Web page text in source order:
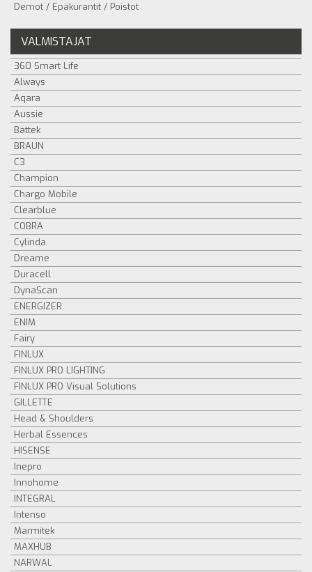
Demot / Epäkurantit / Poistot
VALMISTAJAT
360 Smart Life
Always
Aqara
Aussie
Battek
BRAUN
C3
Champion
Chargo Mobile
Clearblue
COBRA
Cylinda
Dreame
Duracell
DynaScan
ENERGIZER
ENIM
Fairy
FINLUX
FINLUX PRO LIGHTING
FINLUX PRO Visual Solutions
GILLETTE
Head & Shoulders
Herbal Essences
HISENSE
Inepro
Innohome
INTEGRAL
Intenso
Marmitek
MAXHUB
NARWAL